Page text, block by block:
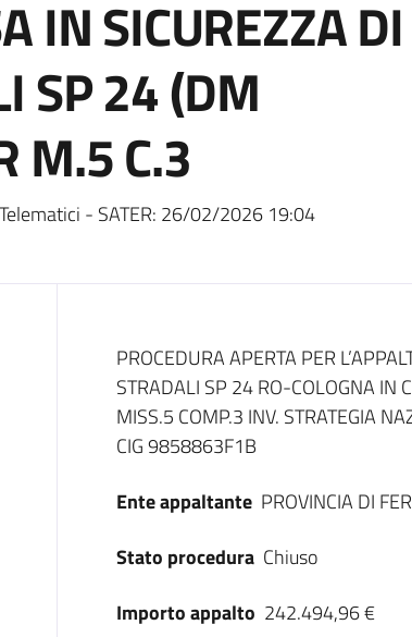
IN SICUREZZA DI
SP 24 (DM
M.5 C.3
- SATER: 26/02/2026 19:04
Dati del bando
PROCEDURA APERTA PER
STRADALI SP 24 RO-COLOGNA
MISS.5 COMP.3 INV. STRATEGIA
CIG 9858863F1B
Ente appaltante PROVINCIA DI
Stato procedura Chiuso
Importo appalto 242.494,96 €